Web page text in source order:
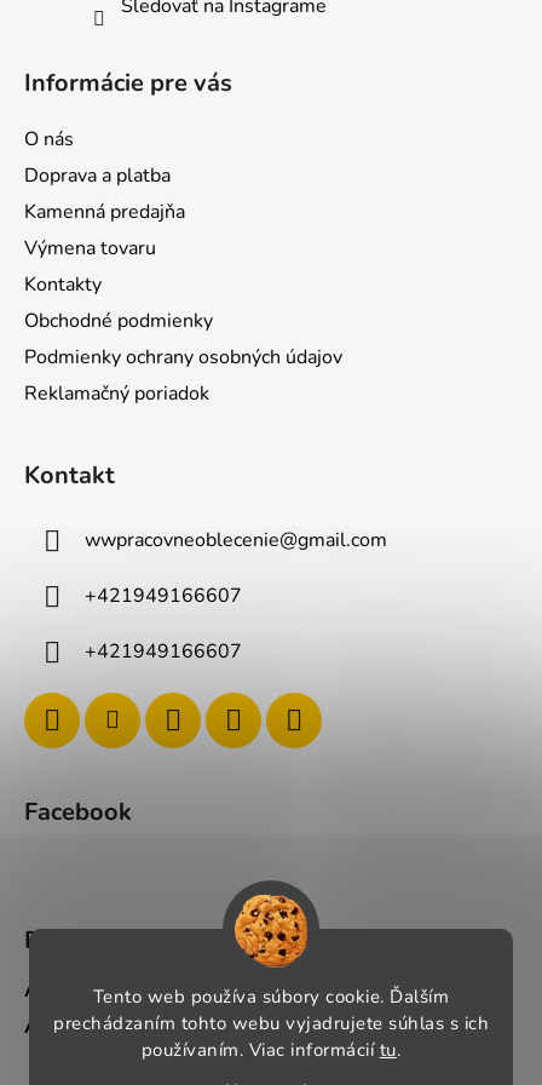
Tento web používa súbory cookie. Ďalším
prechádzaním tohto webu vyjadrujete súhlas s ich
používaním. Viac informácií tu.
Sledovať na Instagrame
Informácie pre vás
O nás
Doprava a platba
Kamenná predajňa
Výmena tovaru
Kontakty
Obchodné podmienky
Podmienky ochrany osobných údajov
Reklamačný poriadok
Kontakt
wwpracovneoblecenie@gmail.com
+421949166607
+421949166607
Facebook
BLOG
Ako si správne vybrať pracovné oblečenie?
Ako si vybrať správnu pracovnú obuv?